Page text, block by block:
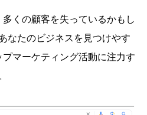
くの顧客を失っているかもし
なたのビジネスを見つけやす
マーケティング活動に注力す